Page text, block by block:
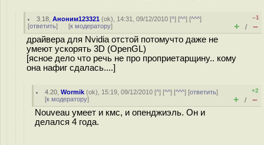
3.18 ,Аноним123321 (ok), 14:31, 09/12/2010 [^] [^^] [^^^]
[ответить] [к модератору]
–1
+ / –
драйвера для Nvidia отстой потомучто даже не
умеют ускорять 3D (OpenGL)
[ясное дело что речь не про проприетарщину.. кому
она нафиг сдалась....]
4.20 ,Wormik (ok), 15:19, 09/12/2010 [^] [^^] [^^^] [ответить]
[к модератору]
+2
+ / –
Nouveau умеет и кмс, и опенджиэль. Он и
делался 4 года.